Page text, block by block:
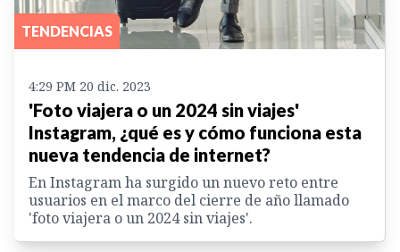
TENDENCIAS
4:29 PM 20 dic. 2023
'Foto viajera o un 2024 sin viajes'
Instagram, ¿qué es y cómo funciona esta
nueva tendencia de internet?
En Instagram ha surgido un nuevo reto entre
usuarios en el marco del cierre de año llamado
'foto viajera o un 2024 sin viajes'.